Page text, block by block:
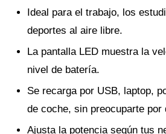
Ideal para el trabajo, los
deportes al aire libre.
La pantalla LED muestra la
nivel de batería.
Se recarga por USB, laptop,
de coche, sin preocuparte por
Ajusta la potencia según tus